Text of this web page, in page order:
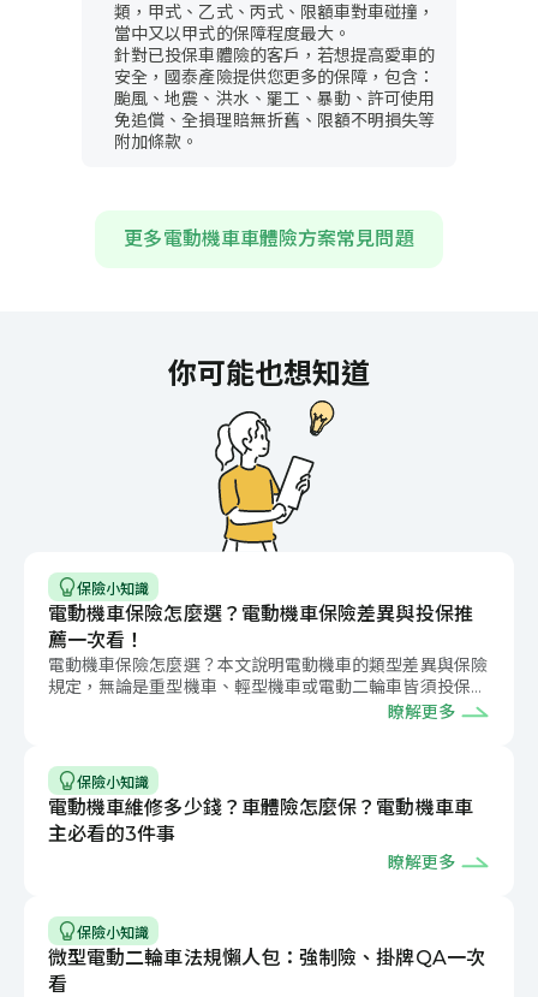
類，甲式、乙式、丙式、限額車對車碰撞，
當中又以甲式的保障程度最大。
針對已投保車體險的客戶，若想提高愛車的
安全，國泰產險提供您更多的保障，包含：
颱風、地震、洪水、罷工、暴動、許可使用
免追償、全損理賠無折舊、限額不明損失等
附加條款。
更多電動機車車體險方案常見問題
你可能也想知道
保險小知識
電動機車保險怎麼選？電動機車保險差異與投保推
薦一次看！
電動機車保險怎麼選？本文說明電動機車的類型差異與保險
規定，無論是重型機車、輕型機車或電動二輪車皆須投保強
制險，再加上電動機車維修費用高，需考量投保相關保險。
瞭解更多
保險小知識
電動機車維修多少錢？車體險怎麼保？電動機車車
主必看的3件事
瞭解更多
保險小知識
微型電動二輪車法規懶人包：強制險、掛牌QA一次
看